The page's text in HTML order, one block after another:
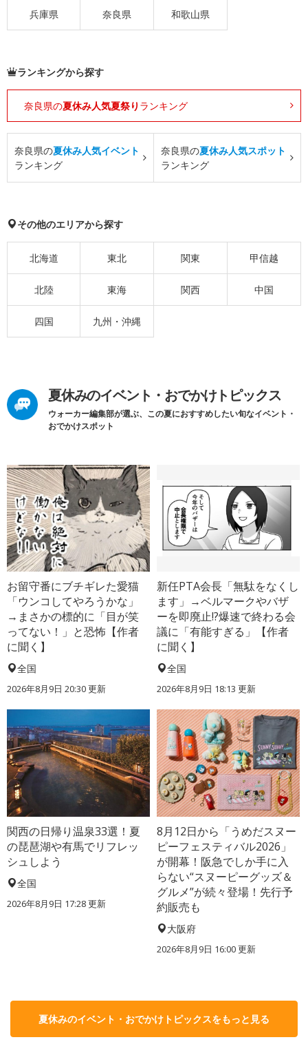
兵庫県 奈良県 和歌山県
ランキングから探す
奈良県の夏休み人気夏祭り ランキング
奈良県の夏休み人気イベント
ランキング
奈良県の夏休み人気スポット
ランキング
その他のエリアから探す
北海道 東北 関東 甲信越
北陸 東海 関西 中国
四国 九州・沖縄
夏休みのイベント・おでかけトピックス
ウォーカー編集部が選ぶ、この夏におすすめしたい旬なイベント・
おでかけスポット
お留守番にブチギレた愛猫
「ウンコしてやろうかな」
→まさかの標的に「目が笑
ってない！」と恐怖【作者
に聞く】
全国
2026年8月9日 20:30更新
新任PTA会長「無駄をなくし
ます」→ベルマークやバザ
ーを即廃止!?爆速で終わる会
議に「有能すぎる」【作者
に聞く】
全国
2026年8月9日 18:13 更新
関西の日帰り温泉33選！夏
の琵琶湖や有馬でリフレッ
シュしよう
全国
2026年8月9日 17:28更新
8月12日から「うめだスヌー
ピーフェスティバル2026」
が開幕！阪急でしか手に入
らない“スヌーピーグッズ＆
グルメ”が続々登場！先行予
約販売も
大阪府
2026年8月9日 16:00更新
夏休みのイベント・おでかけトピックスをもっと見る